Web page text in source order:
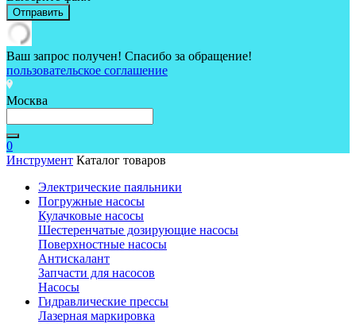
Отправить
Ваш запрос получен! Спасибо за обращение!
пользовательское соглашение
Москва
0
Инструмент Каталог товаров
Электрические паяльники
Погружные насосы
Кулачковые насосы
Шестеренчатые дозирующие насосы
Поверхностные насосы
Антискалант
Запчасти для насосов
Насосы
Гидравлические прессы
Лазерная маркировка